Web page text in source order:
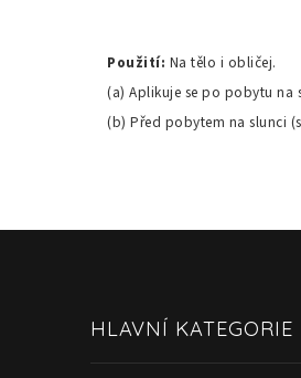
Použití: Na tělo i obličej.
(a) Aplikuje se po pobytu
(b) Před pobytem na slunci
HLAVNÍ KATEGORIE